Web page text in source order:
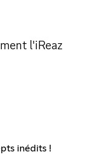
l'iReaz
inédits !